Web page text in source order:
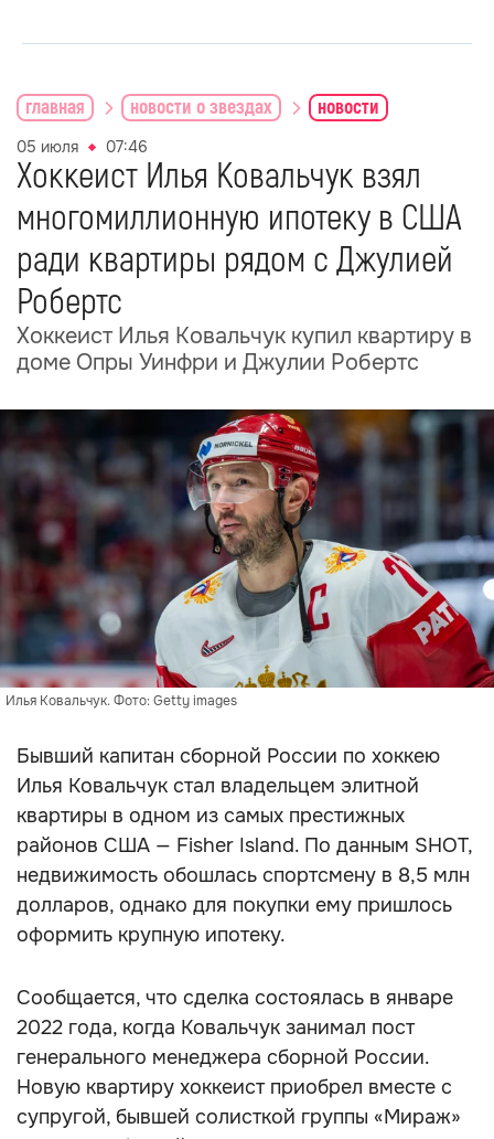
главная новости о звездах новости
05 июля 07:46
Хоккеист Илья Ковальчук взял
многомиллионную ипотеку в США
ради квартиры рядом с Джулией
Робертс
Хоккеист Илья Ковальчук купил квартиру в
доме Опры Уинфри и Джулии Робертс
Илья Ковальчук. Фото: Getty images
Бывший капитан сборной России по хоккею
Илья Ковальчук стал владельцем элитной
квартиры в одном из самых престижных
районов США — Fisher Island. По данным SHOT,
недвижимость обошлась спортсмену в 8,5 млн
долларов, однако для покупки ему пришлось
оформить крупную ипотеку.
Сообщается, что сделка состоялась в январе
2022 года, когда Ковальчук занимал пост
генерального менеджера сборной России.
Новую квартиру хоккеист приобрел вместе с
супругой, бывшей солисткой группы «Мираж»